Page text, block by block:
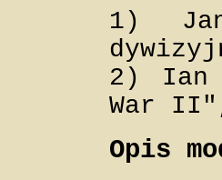
1)
2) Ian
War
Opis